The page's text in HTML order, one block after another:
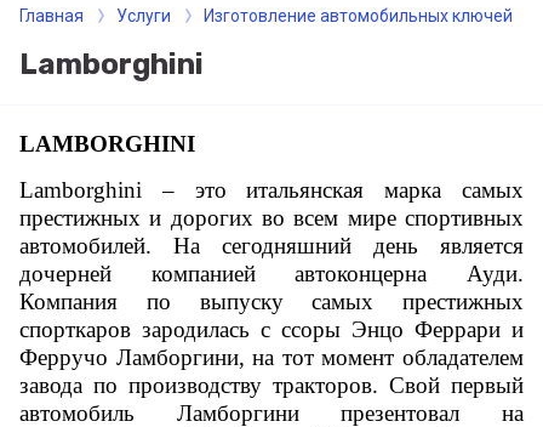
Главная Услуги Изготовление автомобильных ключей
Lamborghini
LAMBORGHINI
Lamborghini – это итальянская марка самых
престижных и дорогих во всем мире спортивных
автомобилей. На сегодняшний день является
дочерней компанией автоконцерна Ауди.
Компания по выпуску самых престижных
спорткаров зародилась с ссоры Энцо Феррари и
Ферручо Ламборгини, на тот момент обладателем
завода по производству тракторов. Свой первый
автомобиль Ламборгини презентовал на